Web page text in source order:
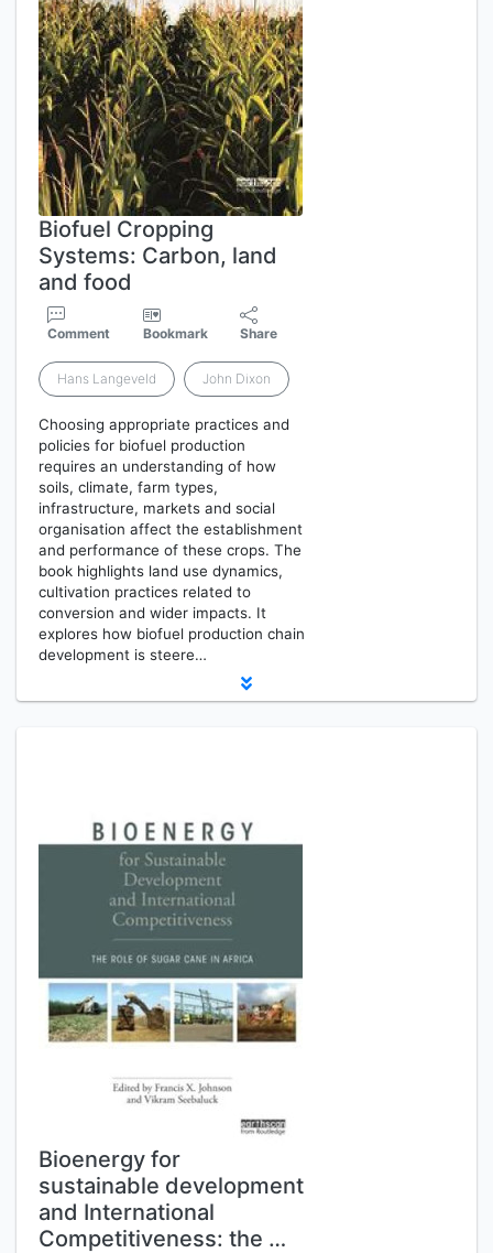
Biofuel Cropping
Systems: Carbon, land
and food
Comment Bookmark Share
Hans Langeveld John Dixon
Choosing appropriate practices and
policies for biofuel production
requires an understanding of how
soils, climate, farm types,
infrastructure, markets and social
organisation affect the establishment
and performance of these crops. The
book highlights land use dynamics,
cultivation practices related to
conversion and wider impacts. It
explores how biofuel production chain
development is steere…
Bioenergy for
sustainable development
and International
Competitiveness: the …